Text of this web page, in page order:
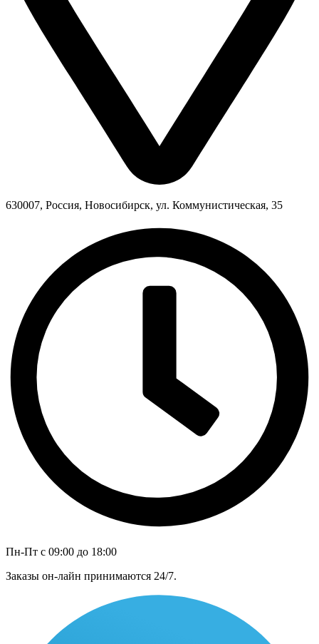
630007, Россия, Новосибирск, ул. Коммунистическая, 35
Пн-Пт с 09:00 до 18:00
Заказы он-лайн принимаются 24/7.